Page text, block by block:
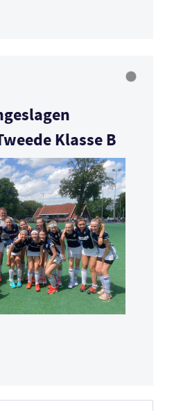
Klasse B